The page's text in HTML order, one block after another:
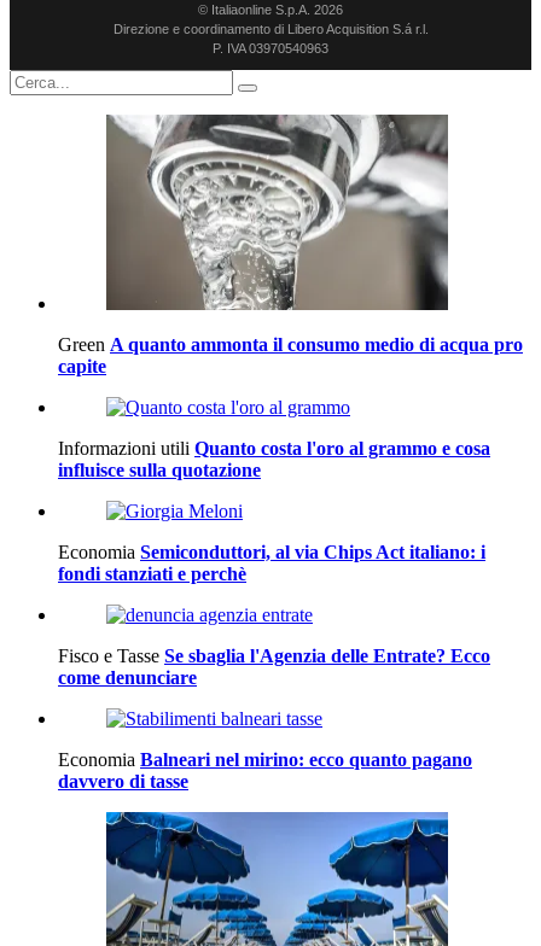
© Italiaonline S.p.A. 2026
Direzione e coordinamento di Libero Acquisition S.á r.l.
P. IVA 03970540963
Green A quanto ammonta il consumo medio di acqua pro
capite
Informazioni utili Quanto costa l'oro al grammo e cosa
influisce sulla quotazione
Economia Semiconduttori, al via Chips Act italiano: i
fondi stanziati e perchè
Fisco e Tasse Se sbaglia l'Agenzia delle Entrate? Ecco
come denunciare
Economia Balneari nel mirino: ecco quanto pagano
davvero di tasse